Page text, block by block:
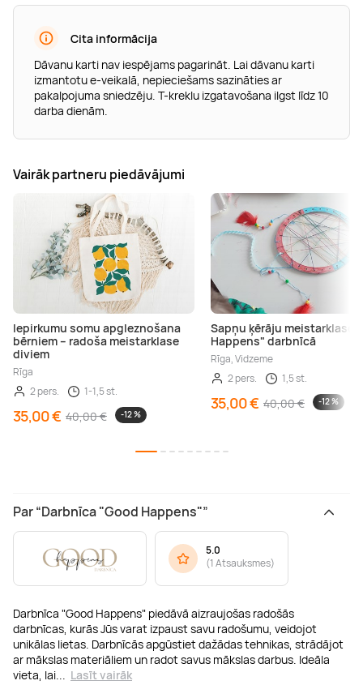
Cita informācija
Dāvanu karti nav iespējams pagarināt. Lai dāvanu karti
izmantotu e-veikalā, nepieciešams sazināties ar
pakalpojuma sniedzēju. T-kreklu izgatavošana ilgst līdz 10
darba dienām.
Vairāk partneru piedāvājumi
Iepirkumu somu apgleznošana
bērniem – radoša meistarklase
diviem
Rīga
2 pers.
1-1,5 st.
35,00 € 40,00 € -12 %
Sapņu ķērāju meistarklase
Happens" darbnīcā
Rīga, Vidzeme
2 pers.
1,5 st.
35,00 € 40,00 € -12 %
Par “Darbnīca "Good Happens"”
Darbnīca "Good Happens" piedāvā aizraujošas radošās
darbnīcas, kurās Jūs varat izpaust savu radošumu, veidojot
unikālas lietas. Darbnīcās apgūstiet dažādas tehnikas, strādājot
ar mākslas materiāliem un radot savus mākslas darbus. Ideāla
vieta, lai
Lasīt vairāk
5.0
(1 Atsauksmes)